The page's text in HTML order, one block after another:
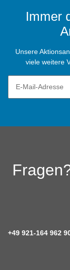
Immer
Unsere
viele weitere
+49 921-164 962